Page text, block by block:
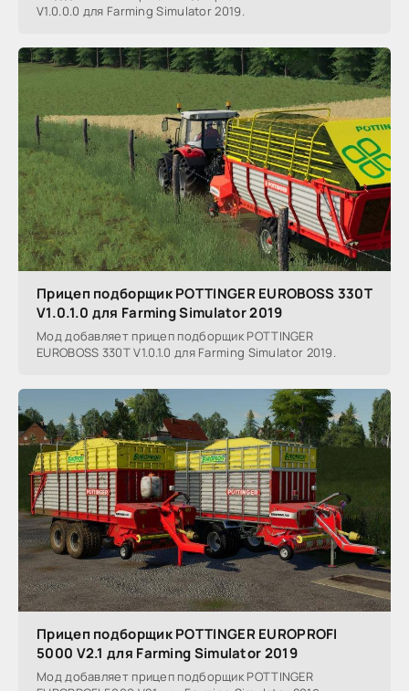
V1.0.0.0 для Farming Simulator 2019.
Прицеп подборщик POTTINGER EUROBOSS 330T
V1.0.1.0 для Farming Simulator 2019
Мод добавляет прицеп подборщик POTTINGER
EUROBOSS 330T V1.0.1.0 для Farming Simulator 2019.
Прицеп подборщик POTTINGER EUROPROFI
5000 V2.1 для Farming Simulator 2019
Мод добавляет прицеп подборщик POTTINGER